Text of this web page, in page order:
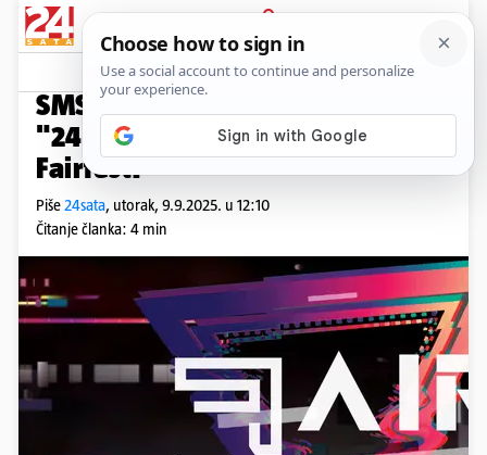
PRIJAVA
Nagradni natječaj Komentari
NAGRADNI NATJEČAJ
SMS natječaj za pretplatnike
"24sata te ovaj petak vodi na
Fairfest!"
Piše24sata, utorak, 9.9.2025. u 12:10
Čitanje članka: 4 min